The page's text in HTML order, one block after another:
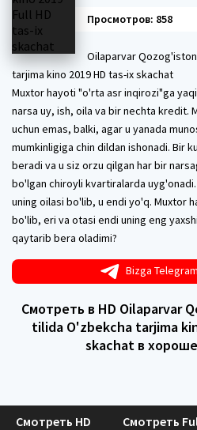
Просмотров: 858
Oilaparvar
tarjima kino 2019 HD tas-ix skachat
Muxtor hayoti "o'rta asr inqirozi"ga
narsa uy, ish, oila va bir nechta kredit.
uchun emas, balki, agar u yanada
mumkinligiga chin dildan ishonadi. Bir
beradi va u siz orzu qilgan har bir
bo'lgan chiroyli kvartiralarda
uning oilasi bo'lib, u endi yo'q. Muxtor
bo'lib, eri va otasi endi uning eng
qaytarib bera oladimi?
Bizga
Смотреть в HD Oilaparvar
tilida O'zbekcha tarjima
skachat в
Смотреть HD Смотреть